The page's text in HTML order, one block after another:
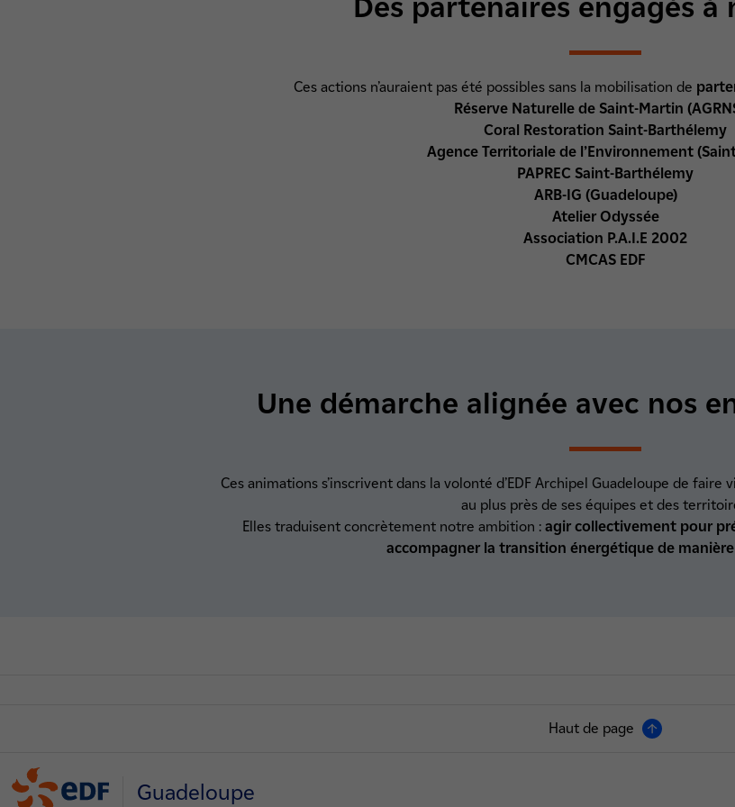
Ces actions n’auraient pas été possibles sans la mobilisation de
Réserve Naturelle de Saint-Martin
Coral Restoration Saint-Barthélemy
Agence Territoriale de l’Environnement
PAPREC Saint-Barthélemy
ARB-IG (Guadeloupe)
Atelier Odyssée
Association P.A.I.E 2002
CMCAS EDF
Une démarche alignée avec nos
Ces animations s’inscrivent dans la volonté d’EDF Archipel Guadeloupe de faire
au plus près de ses équipes et des
Elles traduisent concrètement notre ambition : agir collectivement pour
accompagner la transition énergétique de
Haut de page
Guadeloupe